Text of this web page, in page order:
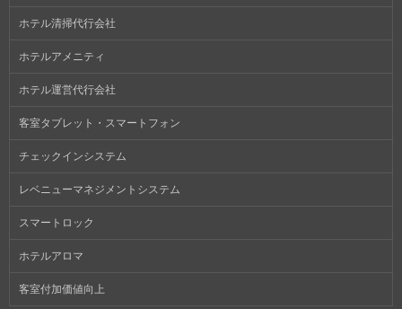
ホテル清掃代行会社
ホテルアメニティ
ホテル運営代行会社
客室タブレット・スマートフォン
チェックインシステム
レベニューマネジメントシステム
スマートロック
ホテルアロマ
客室付加価値向上